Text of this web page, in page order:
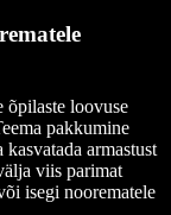
õpilaste loovuse
pakkumine
kasvatada armastust
viis parimat
isegi noorematele